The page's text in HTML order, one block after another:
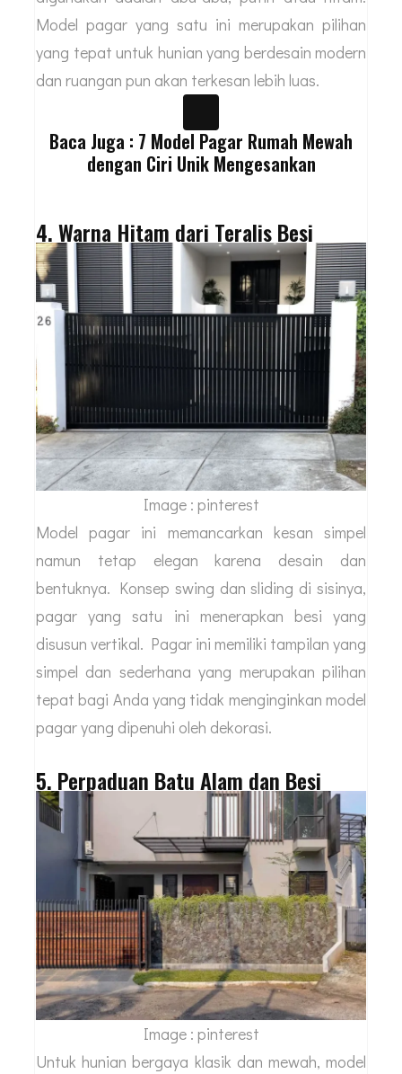
Model pagar yang satu ini merupakan pilihan
yang tepat untuk hunian yang berdesain modern
dan ruangan pun akan terkesan lebih luas.
Baca Juga : 7 Model Pagar Rumah Mewah
dengan Ciri Unik Mengesankan
4. Warna Hitam dari Teralis Besi
Image : pinterest
Model pagar ini memancarkan kesan simpel
namun tetap elegan karena desain dan
bentuknya. Konsep swing dan sliding di sisinya,
pagar yang satu ini menerapkan besi yang
disusun vertikal. Pagar ini memiliki tampilan yang
simpel dan sederhana yang merupakan pilihan
tepat bagi Anda yang tidak menginginkan model
pagar yang dipenuhi oleh dekorasi.
5. Perpaduan Batu Alam dan Besi
Image : pinterest
Untuk hunian bergaya klasik dan mewah, model